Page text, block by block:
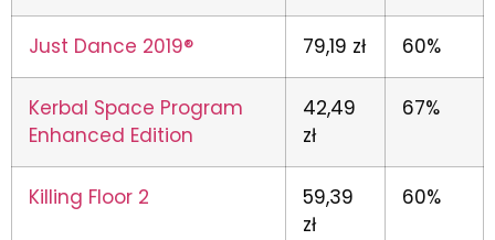
Just Dance 2019® 79,19 zł 60%
Kerbal Space Program
Enhanced Edition
42,49
zł
67%
Killing Floor 2
59,39
zł
60%